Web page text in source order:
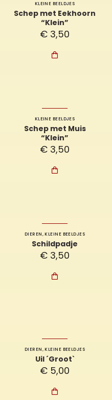
KLEINE BEELDJES
Schep met Eekhoorn
“Klein”
€ 3,50

KLEINE BEELDJES
Schep met Muis
“Klein”
€ 3,50

DIEREN,KLEINE BEELDJES
Schildpadje
€ 3,50

DIEREN,KLEINE BEELDJES
Uil ´Groot`
€ 5,00
